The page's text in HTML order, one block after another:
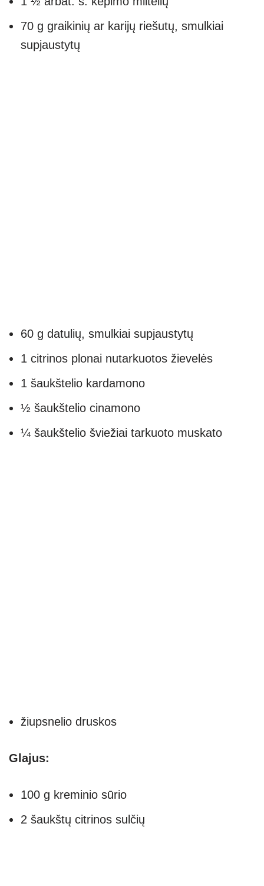
70 g graikinių ar karijų riešutų, smulkiai
supjaustytų
60 g datulių, smulkiai supjaustytų
1 citrinos plonai nutarkuotos žievelės
1 šaukštelio kardamono
½ šaukštelio cinamono
¼ šaukštelio šviežiai tarkuoto muskato
žiupsnelio druskos
Glajus:
100 g kreminio sūrio
2 šaukštų citrinos sulčių